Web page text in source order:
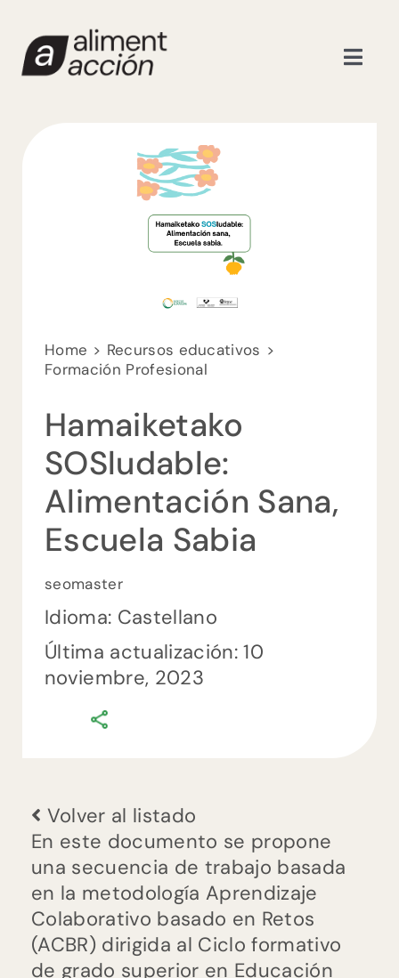
contenido
Contacto
Home
Recursos educativos
Formación Profesional
Hamaiketako
SOSludable:
Alimentación Sana,
Escuela Sabia
seomaster
Idioma: Castellano
Última actualización: 10
noviembre, 2023
comments
SOSludable:
Alimentación
sana,
escuela
sabia
Volver al listado
En este documento se propone
una secuencia de trabajo basada
en la metodología Aprendizaje
Colaborativo basado en Retos
(ACBR) dirigida al Ciclo formativo
de grado superior en Educación